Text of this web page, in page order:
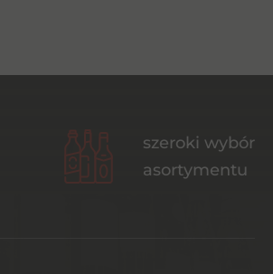
szeroki wybór
asortymentu